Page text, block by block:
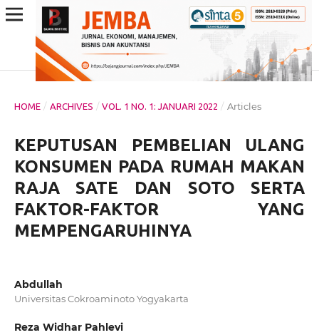
HOME / ARCHIVES / VOL. 1 NO. 1: JANUARI 2022 / Articles
KEPUTUSAN PEMBELIAN ULANG
KONSUMEN PADA RUMAH MAKAN
RAJA SATE DAN SOTO SERTA
FAKTOR-FAKTOR YANG
MEMPENGARUHINYA
Abdullah
Universitas Cokroaminoto Yogyakarta
Reza Widhar Pahlevi